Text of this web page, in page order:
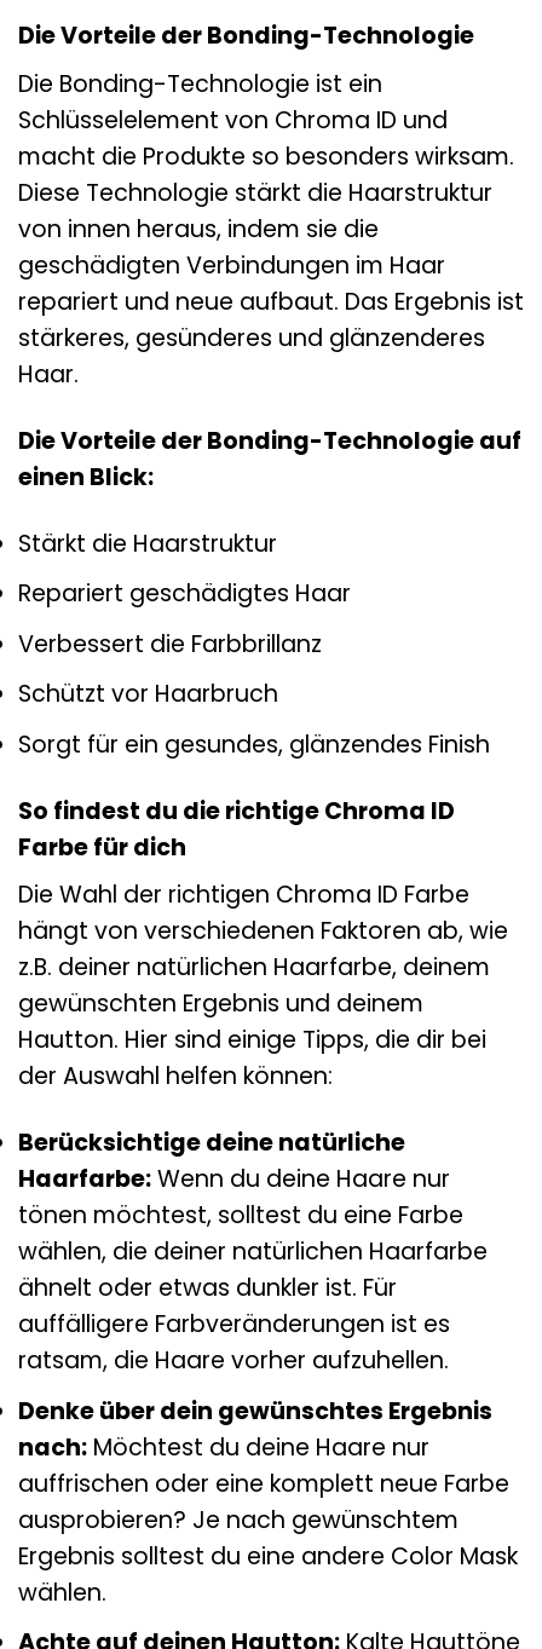
Die Vorteile der Bonding-Technologie
Die Bonding-Technologie ist ein
Schlüsselelement von Chroma ID und
macht die Produkte so besonders wirksam.
Diese Technologie stärkt die Haarstruktur
von innen heraus, indem sie die
geschädigten Verbindungen im Haar
repariert und neue aufbaut. Das Ergebnis ist
stärkeres, gesünderes und glänzenderes
Haar.
Die Vorteile der Bonding-Technologie auf
einen Blick:
Stärkt die Haarstruktur
Repariert geschädigtes Haar
Verbessert die Farbbrillanz
Schützt vor Haarbruch
Sorgt für ein gesundes, glänzendes Finish
So findest du die richtige Chroma ID
Farbe für dich
Die Wahl der richtigen Chroma ID Farbe
hängt von verschiedenen Faktoren ab, wie
z.B. deiner natürlichen Haarfarbe, deinem
gewünschten Ergebnis und deinem
Hautton. Hier sind einige Tipps, die dir bei
der Auswahl helfen können:
Berücksichtige deine natürliche
Haarfarbe:Wenn du deine Haare nur
tönen möchtest, solltest du eine Farbe
wählen, die deiner natürlichen Haarfarbe
ähnelt oder etwas dunkler ist. Für
auffälligere Farbveränderungen ist es
ratsam, die Haare vorher aufzuhellen.
Denke über dein gewünschtes Ergebnis
nach: Möchtest du deine Haare nur
auffrischen oder eine komplett neue Farbe
ausprobieren? Je nach gewünschtem
Ergebnis solltest du eine andere Color Mask
wählen.